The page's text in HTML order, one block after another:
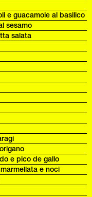
e guacamole al basilico
sesamo
salata
e pico de gallo
e noci